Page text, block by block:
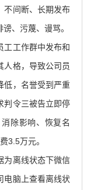
不间断、长期发布
、污蔑、谩骂。
工作群中发布和
人格，导致公司员
低，名誉受到严重
判令三被告立即停
除影响、恢复名
3.5万元。
离线状态下微信
电脑上查看离线状